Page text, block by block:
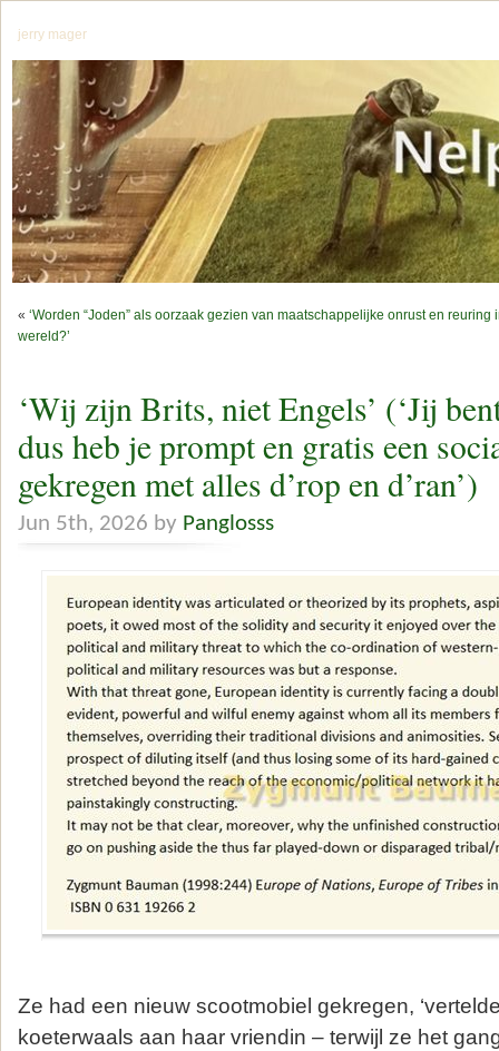
jerry mager
« ‘Worden “Joden” als oorzaak gezien van maatschappelijke onrust en
wereld?’
‘Wij zijn Brits, niet Engels’ (‘Jij
dus heb je prompt en gratis een
gekregen met alles d’rop en d’ran’)
Jun 5th, 2026 by Panglosss
Ze had een nieuw scootmobiel gekregen,
koeterwaals aan haar vriendin – terwijl ze het